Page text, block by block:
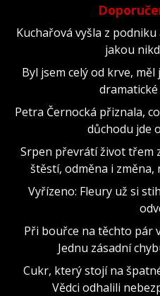
Kuchařová vyšla z
jakou
Byl jsem celý od krve,
Petra Černocká přiznala,
důchodu jde
Srpen převrátí život třem
štěstí, odměna i
Vyřízeno: Fleury už si
Při bouřce na těchto pár
Jednu zásadní
Cukr, který stojí na
Vědci odhalili